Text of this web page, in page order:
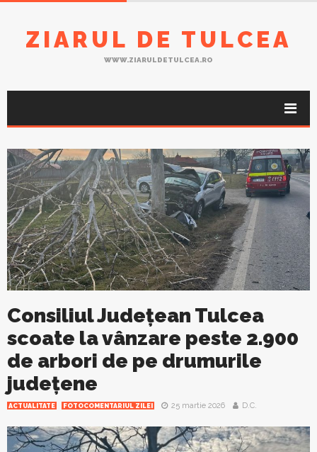
ZIARUL DE TULCEA
WWW.ZIARULDETULCEA.RO
Consiliul Județean Tulcea
scoate la vânzare peste 2.900
de arbori de pe drumurile
județene
ACTUALITATE FOTOCOMENTARIUL ZILEI 25 martie 2026 D.C.